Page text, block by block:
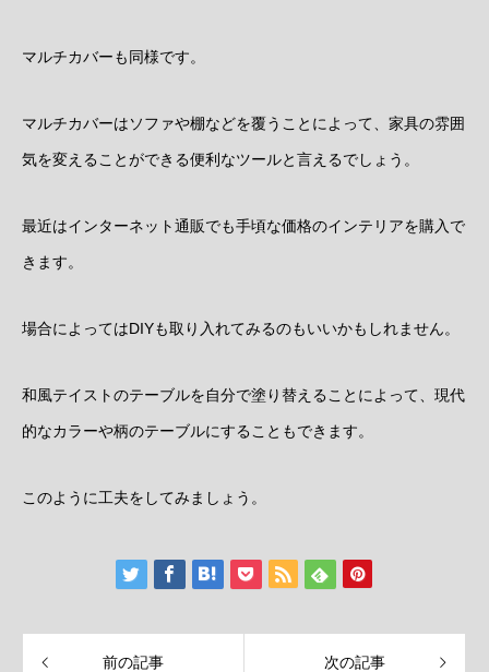
マルチカバーも同様です。
マルチカバーはソファや棚などを覆うことによって、家具の雰囲
気を変えることができる便利なツールと言えるでしょう。
最近はインターネット通販でも手頃な価格のインテリアを購入で
きます。
場合によってはDIYも取り入れてみるのもいいかもしれません。
和風テイストのテーブルを自分で塗り替えることによって、現代
的なカラーや柄のテーブルにすることもできます。
このように工夫をしてみましょう。
前の記事 次の記事